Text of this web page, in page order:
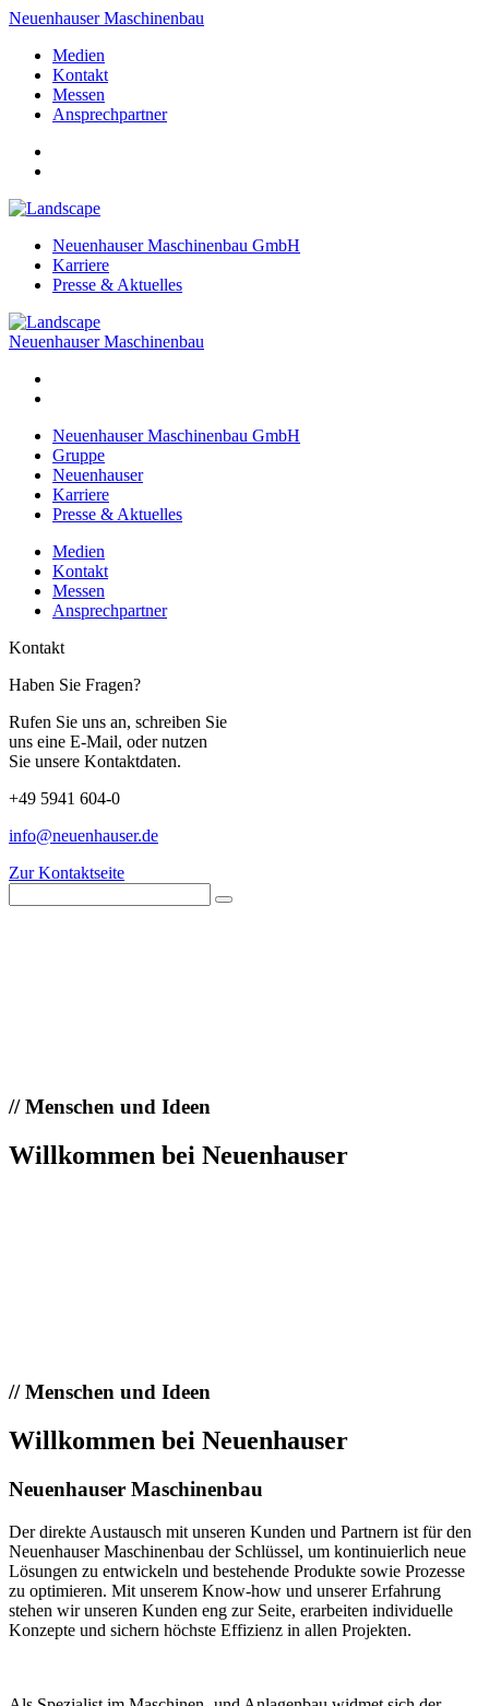
Neuenhauser Maschinenbau
Medien
Kontakt
Messen
Ansprechpartner
Neuenhauser Maschinenbau GmbH
Karriere
Presse & Aktuelles
Neuenhauser Maschinenbau
Neuenhauser Maschinenbau GmbH
Gruppe
Neuenhauser
Karriere
Presse & Aktuelles
Medien
Kontakt
Messen
Ansprechpartner
Kontakt
Haben Sie Fragen?
Rufen Sie uns an, schreiben Sie
uns eine E-Mail, oder nutzen
Sie unsere Kontaktdaten.
+49 5941 604-0
info@neuenhauser.de
Zur Kontaktseite
//Menschen und Ideen
Willkommen bei Neuenhauser
//Menschen und Ideen
Willkommen bei Neuenhauser
Neuenhauser Maschinenbau
Der direkte Austausch mit unseren Kunden und Partnern ist für den
Neuenhauser Maschinenbau der Schlüssel, um kontinuierlich neue
Lösungen zu entwickeln und bestehende Produkte sowie Prozesse
zu optimieren. Mit unserem Know-how und unserer Erfahrung
stehen wir unseren Kunden eng zur Seite, erarbeiten individuelle
Konzepte und sichern höchste Effizienz in allen Projekten.